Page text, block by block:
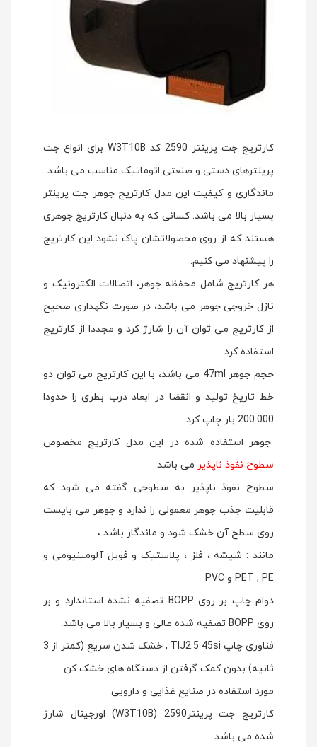
کارتریج جت پرینتر 2590 کد W3T10B برای انواع جت
پرینترهای دستی و صنعتی اتوماتیک مناسب می باشد.
ماندگاری و کیفیت این مدل کارتریج جوهر جت پرینتر
بسیار بالا می باشد. کسانی که به دنبال کارتریج جوهری
هستند که از روی محصولاتشان پاک نشود این کارتریج
را پیشنهاد می کنیم.
هر کارتریج شامل محفظه جوهر، اتصالات الکترونیک و
نازل خروجی جوهر می باشد، در صورت نگهداری صحیح
از کارتریج می توان آن را شارژ کرد و مجددا از کارتریج
استفاده کرد.
حجم جوهر 47ml می باشد، با این کارتریج می توان دو
خط تاریخ تولید و انقضا در ابعاد درب بطری را حدودا
200.000 بار چاپ کرد.
جوهر استفاده شده در این مدل کارتریج مخصوص
سطوح نفوذ ناپذیر می باشد.
سطوح نفوذ ناپذیر به سطوحی گفته می شود که
قابلیت جذب جوهر معمولی را ندارد و جوهر می بایست
روی سطح آن خشک شود و ماندگار باشد ،
مانند : شیشه ، فلز ، پلاستیک و فویل آلومینیومی و
PET , PE و PVC
دوام چاپ بر روی BOPP تصفیه نشده استاندارد و بر
روی BOPP تصفیه شده عالی و بسیار بالا می باشد.
فناوری چاپ TIJ2.5 45si , خشک شدن سریع (کمتر از 3
ثانیه) بدون کمک گرفتن از دستگاه های خشک کن
مورد استفاده در صنایع غذایی و دارویی
کارتریج جت پرینتر2590 (W3T10B) اورجینال شارژ
شده می باشد.